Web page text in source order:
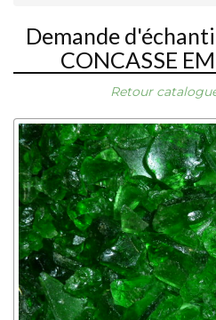
Demande
CONCASSE
Retour